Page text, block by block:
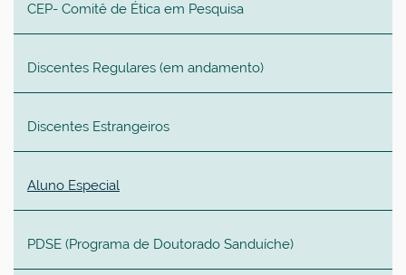
CEP- Comitê de Ética em Pesquisa
Discentes Regulares (em andamento)
Discentes Estrangeiros
Aluno Especial
PDSE (Programa de Doutorado Sanduíche)